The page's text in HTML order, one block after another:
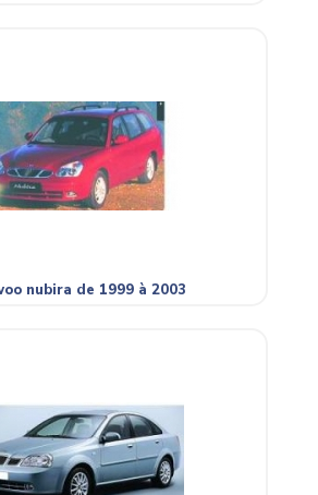
nubira de 1999 à 2003